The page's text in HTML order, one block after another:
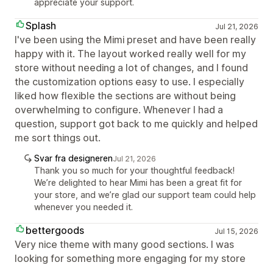
Splash Jul 21, 2026
I've been using the Mimi preset and have been really
happy with it. The layout worked really well for my
store without needing a lot of changes, and I found
the customization options easy to use. I especially
liked how flexible the sections are without being
overwhelming to configure. Whenever I had a
question, support got back to me quickly and helped
me sort things out.
Svar fra designerenJul 21, 2026
Thank you so much for your thoughtful feedback!
We’re delighted to hear Mimi has been a great fit for
your store, and we’re glad our support team could help
whenever you needed it.
bettergoods Jul 15, 2026
Very nice theme with many good sections. I was
looking for something more engaging for my store